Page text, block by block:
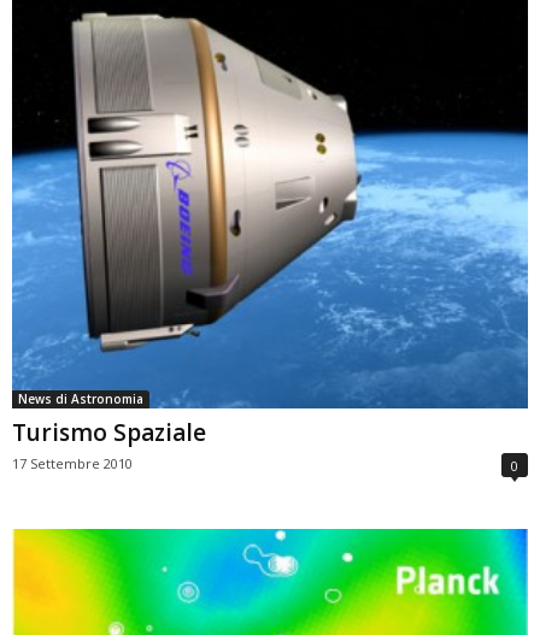
News di Astronomia
Turismo Spaziale
17 Settembre 2010 0